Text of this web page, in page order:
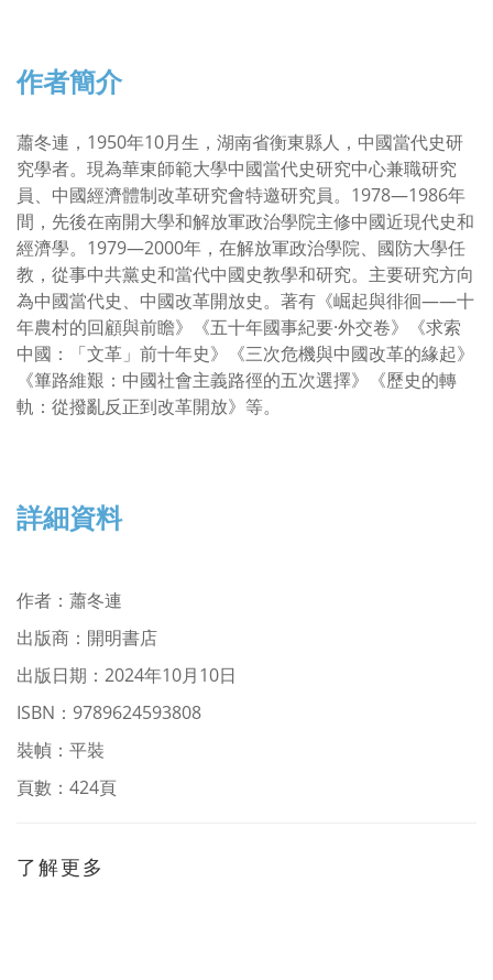
作者簡介
蕭冬連，1950年10月生，湖南省衡東縣人，中國當代史研
究學者。現為華東師範大學中國當代史研究中心兼職研究
員、中國經濟體制改革研究會特邀研究員。1978—1986年
間，先後在南開大學和解放軍政治學院主修中國近現代史和
經濟學。1979—2000年，在解放軍政治學院、國防大學任
教，從事中共黨史和當代中國史教學和研究。主要研究方向
為中國當代史、中國改革開放史。著有《崛起與徘徊——十
年農村的回顧與前瞻》《五十年國事紀要·外交卷》《求索
中國：「文革」前十年史》《三次危機與中國改革的緣起》
《篳路維艱：中國社會主義路徑的五次選擇》《歷史的轉
軌：從撥亂反正到改革開放》等。
詳細資料
作者 ： 蕭冬連
出版商：開明書店
出版日期：2024年10月10日
ISBN：9789624593808
裝幀：平裝
頁數：424頁
了解更多